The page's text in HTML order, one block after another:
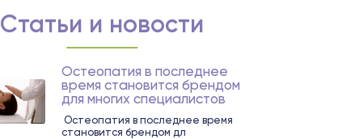
Статьи и новости
Остеопатия в последнее
время становится брендом
для многих специалистов
Остеопатия в последнее время
становится брендом дл